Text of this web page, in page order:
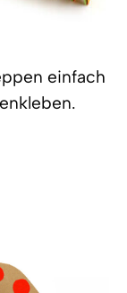
einfach